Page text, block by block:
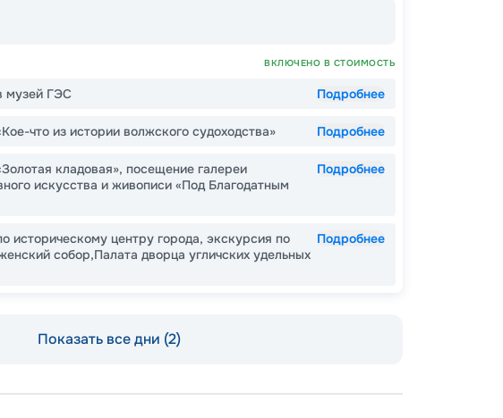
ВКЛЮЧЕНО В СТОИМОСТЬ
музей ГЭС Подробнее
что из истории волжского судоходства» Подробнее
кладовая», посещение галереи
искусства и живописи «Под Благодатным
Подробнее
историческому центру города, экскурсия по
собор,Палата дворца угличских удельных
Подробнее
Показать все дни (2)